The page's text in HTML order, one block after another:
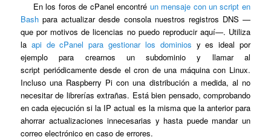
En los foros de cPanel encontré un mensaje con un script en
Bash para actualizar desde consola nuestros registros DNS —
que por motivos de licencias no puedo reproducir aquí—. Utiliza
la api de cPanel para gestionar los dominios y es ideal por
ejemplo para crearnos un subdominio y llamar al
script periódicamente desde el cron de una máquina con Linux.
Incluso una Raspberry Pi con una distribución a medida, al no
necesitar de librerías extrañas. Está bien pensado, comprobando
en cada ejecución si la IP actual es la misma que la anterior para
ahorrar actualizaciones innecesarias y hasta puede mandar un
correo electrónico en caso de errores.